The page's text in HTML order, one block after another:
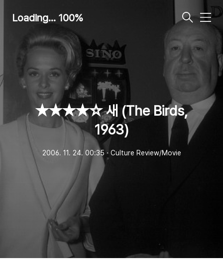
Loading... 100%
메
★★★★☆ 새 (The Birds,
1963)
2006. 11. 24. 00:35 ㆍ Culture Review/Movie